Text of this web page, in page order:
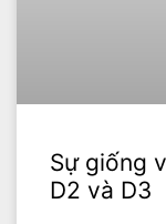
Sự giống
D2 và D3